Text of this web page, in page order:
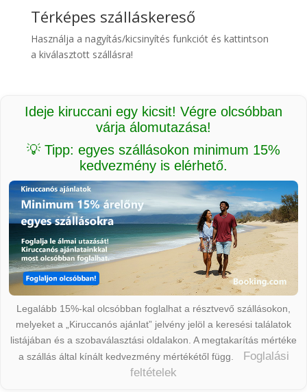
Térképes szálláskereső
Használja a nagyítás/kicsinyítés funkciót és kattintson
a kiválasztott szállásra!
Ideje kiruccani egy kicsit! Végre olcsóbban
várja álomutazása!
💡 Tipp: egyes szállásokon minimum 15%
kedvezmény is elérhető.
Legalább 15%-kal olcsóbban foglalhat a résztvevő szállásokon,
melyeket a „Kiruccanós ajánlat” jelvény jelöl a keresési találatok
listájában és a szobaválasztási oldalakon. A megtakarítás mértéke
a szállás által kínált kedvezmény mértékétől függ.
Foglalási
feltételek